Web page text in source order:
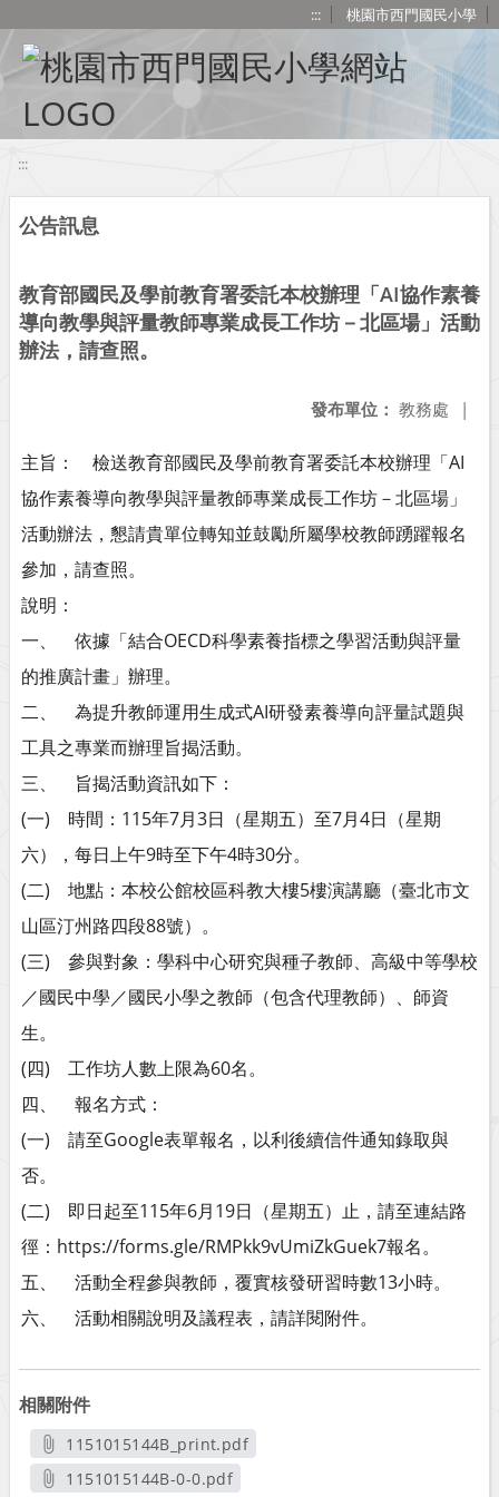
::: 桃園市西門國民小學
:::
公告訊息
教育部國民及學前教育署委託本校辦理「AI協作素養
導向教學與評量教師專業成長工作坊－北區場」活動
辦法，請查照。
發布單位： 教務處 |
主旨： 檢送教育部國民及學前教育署委託本校辦理「AI
協作素養導向教學與評量教師專業成長工作坊－北區場」
活動辦法，懇請貴單位轉知並鼓勵所屬學校教師踴躍報名
參加，請查照。
說明：
一、 依據「結合OECD科學素養指標之學習活動與評量
的推廣計畫」辦理。
二、 為提升教師運用生成式AI研發素養導向評量試題與
工具之專業而辦理旨揭活動。
三、 旨揭活動資訊如下：
(一) 時間：115年7月3日（星期五）至7月4日（星期
六），每日上午9時至下午4時30分。
(二) 地點：本校公館校區科教大樓5樓演講廳（臺北市文
山區汀州路四段88號）。
(三) 參與對象：學科中心研究與種子教師、高級中等學校
／國民中學／國民小學之教師（包含代理教師）、師資
生。
(四) 工作坊人數上限為60名。
四、 報名方式：
(一) 請至Google表單報名，以利後續信件通知錄取與
否。
(二) 即日起至115年6月19日（星期五）止，請至連結路
徑：https://forms.gle/RMPkk9vUmiZkGuek7報名。
五、 活動全程參與教師，覆實核發研習時數13小時。
六、 活動相關說明及議程表，請詳閱附件。
相關附件
1151015144B_print.pdf
另開新視窗
1151015144B-0-0.pdf